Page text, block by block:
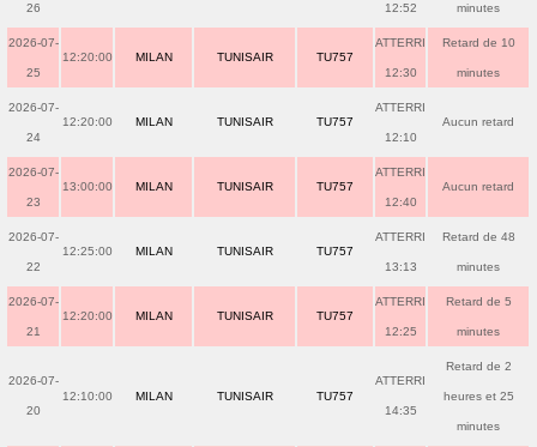
26 12:52 minutes
2026-07-
25
12:20:00 MILAN TUNISAIR TU757
ATTERRI
12:30
Retard de 10
minutes
2026-07-
24
12:20:00 MILAN TUNISAIR TU757
ATTERRI
12:10
Aucun retard
2026-07-
23
13:00:00 MILAN TUNISAIR TU757
ATTERRI
12:40
Aucun retard
2026-07-
22
12:25:00 MILAN TUNISAIR TU757
ATTERRI
13:13
Retard de 48
minutes
2026-07-
21
12:20:00 MILAN TUNISAIR TU757
ATTERRI
12:25
Retard de 5
minutes
2026-07-
20
12:10:00 MILAN TUNISAIR TU757
ATTERRI
14:35
Retard de 2
heures et 25
minutes